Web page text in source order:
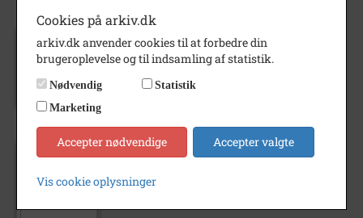
1920
Borup Mejeri, Skævinge
Cookies på arkiv.dk
arkiv.dk anvender cookies til at forbedre din
brugeroplevelse og til indsamling af statistik.
Nødvendig
Statistik
Marketing
Accepter nødvendige Accepter valgte
Vis cookie oplysninger